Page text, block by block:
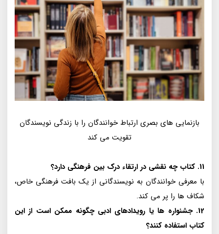
بازنمایی های بصری ارتباط خوانندگان را با زندگی نویسندگان
تقویت می کند
11. کتاب چه نقشی در ارتقاء درک بین فرهنگی دارد؟
با معرفی خوانندگان به نویسندگانی از یک بافت فرهنگی خاص،
شکاف ها را پر می کند.
12. جشنواره ها یا رویدادهای ادبی چگونه ممکن است از این
کتاب استفاده کنند؟